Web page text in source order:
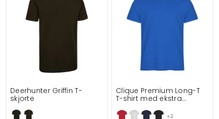
Deerhunter Griffin T-
skjorte
+2
Clique Premium Long-T
T-shirt med ekstra